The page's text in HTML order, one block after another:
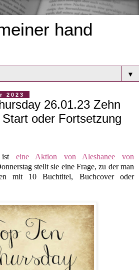
hand
▼
2023
26.01.23 Zehn
oder Fortsetzung
ist eine Aktion von Aleshanee von
stellt sie eine Frage, zu der man
mit 10 Buchtitel, Buchcover oder